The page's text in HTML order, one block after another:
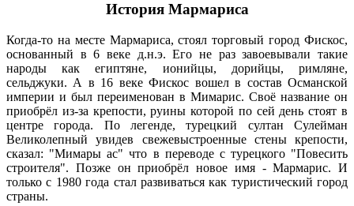
История Мармариса
Когда-то на месте Мармариса, стоял торговый город Фискос,
основанный в 6 веке д.н.э. Его не раз завоевывали такие
народы как египтяне, ионийцы, дорийцы, римляне,
сельджуки. А в 16 веке Фискос вошел в состав Османской
империи и был переименован в Мимарис. Своё название он
приобрёл из-за крепости, руины которой по сей день стоят в
центре города. По легенде, турецкий султан Сулейман
Великолепный увидев свежевыстроенные стены крепости,
сказал: "Мимары ас" что в переводе с турецкого "Повесить
строителя". Позже он приобрёл новое имя - Мармарис. И
только с 1980 года стал развиваться как туристический город
страны.